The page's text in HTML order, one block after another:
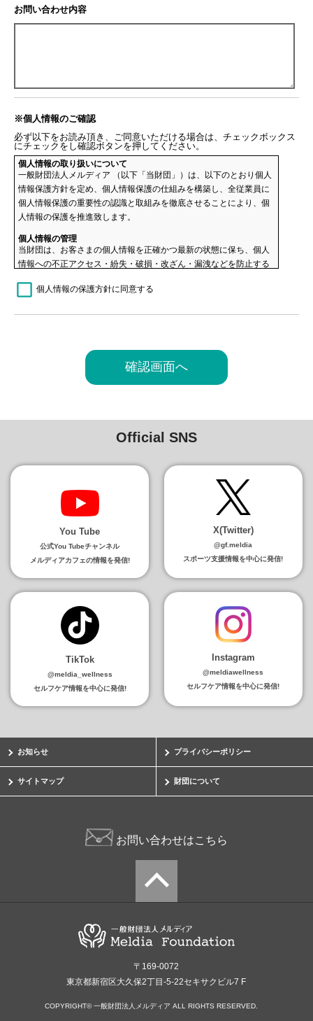
お問い合わせ内容
※個人情報のご確認
必ず以下をお読み頂き、ご同意いただける場合は、チェックボックス
にチェックをし確認ボタンを押してください。
個人情報の取り扱いについて
一般財団法人メルディア （以下「当財団」）は、以下のとおり個人
情報保護方針を定め、個人情報保護の仕組みを構築し、全従業員に
個人情報保護の重要性の認識と取組みを徹底させることにより、個
人情報の保護を推進致します。
個人情報の管理
当財団は、お客さまの個人情報を正確かつ最新の状態に保ち、個人
情報への不正アクセス・紛失・破損・改ざん・漏洩などを防止する
徹底等の必要な措置を講じ、安全対策を実施し個人情報の厳重な管
のご案内やご質問に対する回答として、電子メールや資料のご送付
個人情報の第三者への開示・提供の禁止
• お客さまの同意がある場合
する業者に対して開示する場合
個人情報の安全対策
当財団は、個人情報の正確性及び安全性確保のために、セキュリテ
ィに万全の対策を講じています。
ご本人の照会
お客さまがご本人の個人情報の照会・修正・削除などをご希望され
る場合には、ご本人であることを確認の上、対応させていただきま
す。
法令、規範の遵守と見直し
当財団は、保有する個人情報に関して適用される日本の法令、その
他規範を遵守するとともに、本ポリシーの内容を適宜見直し、その
お問い合せ
当財団の個人情報の取扱に関するお問い合せは下記までご連絡くだ
〒169-0072 東京都新宿区大久保2丁目-5-22セキサクビル7F
TEL:03-6302-1871 FAX:03-3208-5236
Mail:org@mlda.jp
個人情報の保護方針に同意する
Official SNS
You Tube
公式You Tubeチャンネル
メルディアカフェの情報を発信!
X(Twitter)
@gf.meldia
スポーツ支援情報を中心に発信!
TikTok
@meldia_wellness
セルフケア情報を中心に発信!
Instagram
@meldiawellness
セルフケア情報を中心に発信!
お知らせ プライバシーポリシー
サイトマップ 財団について
お問い合わせはこちら
〒169-0072
東京都新宿区大久保2丁目-5-22セキサクビル7 F
COPYRIGHT© 一般財団法人メルディア ALL RIGHTS RESERVED.